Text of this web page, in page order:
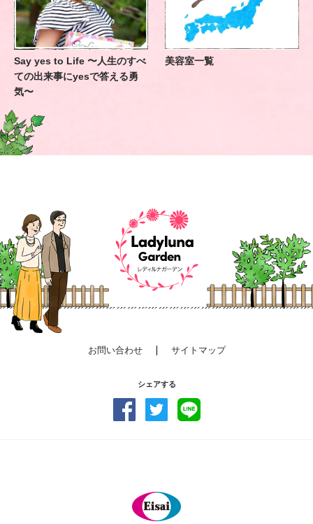
Say yes to Life 〜人生のすべ
ての出来事にyesで答える勇
気〜
美容室一覧
お問い合わせ サイトマップ
シェアする